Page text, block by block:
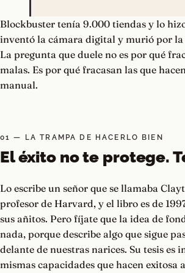
Blockbuster tenía 9.000 tiendas y lo
inventó la cámara digital y murió por
La pregunta que duele no es por qué
malas. Es por qué fracasan las que
manual.
01 — LA TRAMPA DE HACERLO BIEN
El éxito no te protege.
Lo escribe un señor que se llamaba
profesor de Harvard, y el libro es de
sus añitos. Pero fíjate que la idea de
nada, porque describe algo que sigue
delante de nuestras narices. Su tesis es
mismas capacidades que hacen exitosa